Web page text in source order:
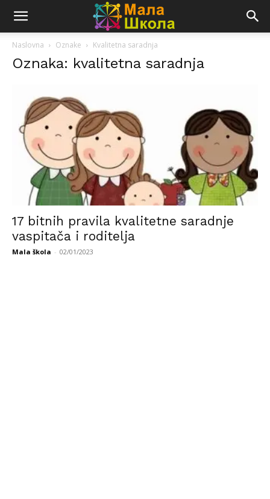
Naslovna Oznake Kvalitetna saradnja
Oznaka: kvalitetna saradnja
17 bitnih pravila kvalitetne saradnje
vaspitača i roditelja
Mala škola - 02/01/2023